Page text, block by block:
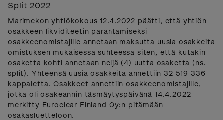
Split 2022
Marimekon yhtiökokous 12.4.2022 päätti, että yhtiön
osakkeen likviditeetin parantamiseksi
osakkeenomistajille annetaan maksutta uusia osakkeita
omistuksen mukaisessa suhteessa siten, että kutakin
osaketta kohti annetaan neljä (4) uutta osaketta (ns.
split). Yhteensä uusia osakkeita annettiin 32 519 336
kappaletta. Osakkeet annettiin osakkeenomistajille,
jotka oli osakeannin täsmäytyspäivänä 14.4.2022
merkitty Euroclear Finland Oy:n pitämään
osakasluetteloon.